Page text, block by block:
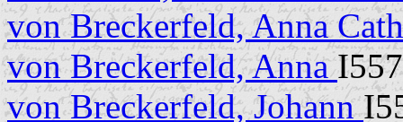
von Breckerfeld, Anna
von Breckerfeld, Anna
von Breckerfeld, Johann